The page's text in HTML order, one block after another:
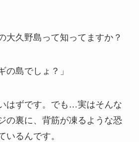
大久野島って知ってますか？
の島でしょ？」
はずです。でも…実はそんな
の裏に、背筋が凍るような恐
いるんです。